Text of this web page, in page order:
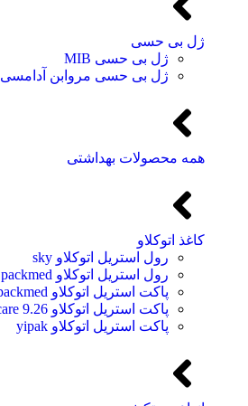
ژل بی حسی
ژل بی حسی MIB
ژل بی حسی مروابن آدامسی30
همه محصولات بهداشتی
کاغذ اتوکلاو
رول استریل اتوکلاو sky
رول استریل اتوکلاو packmed
پاکت استریل اتوکلاو packmed
پاکت استریل اتوکلاو 9.26 care
پاکت استریل اتوکلاو yipak